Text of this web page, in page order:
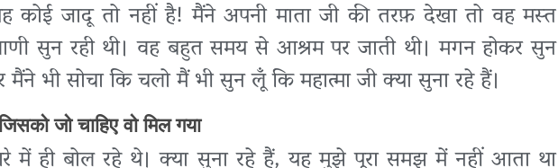
कोई जादू तो नहीं है! मैंने अपनी माता जी की तरफ़ देखा तो वह मस्त
सुन रही थी। वह बहुत समय से आश्रम पर जाती थी। मगन होकर सुन
भी सोचा कि चलो मैं भी सुन लूँ कि महात्मा जी क्या सुना रहे हैं।
जो चाहिए वो मिल गया